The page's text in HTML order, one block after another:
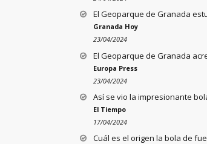
El Geoparque de Granada
Granada Hoy
23/04/2024
El Geoparque de Granada
Europa Press
23/04/2024
Así se vio la impresionante
El Tiempo
17/04/2024
Cuál es el origen la bola de